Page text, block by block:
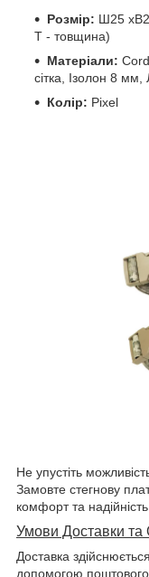
Розмір: Ш25
Т - товщина)
Матеріали:
сітка, Ізолон 8
Колір: Pixel
Не упустіть
Замовте стегнову
комфорт та
Умови Доставки та
Доставка
допомогою